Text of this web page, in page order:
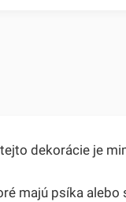
dekorácie je
majú psíka